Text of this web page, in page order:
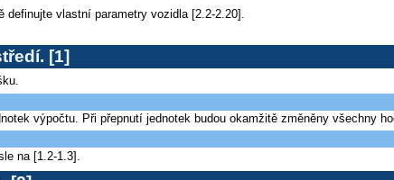
vlastní parametry vozidla [2.2-2.20].
. [1]
výpočtu. Při přepnutí jednotek budou okamžitě změněny všechny
na [1.2-1.3].